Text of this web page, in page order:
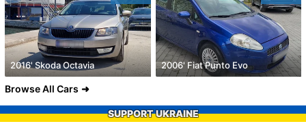
2016' Skoda Octavia 2006' Fiat Punto Evo
Browse All Cars
SUPPORT UKRAINE